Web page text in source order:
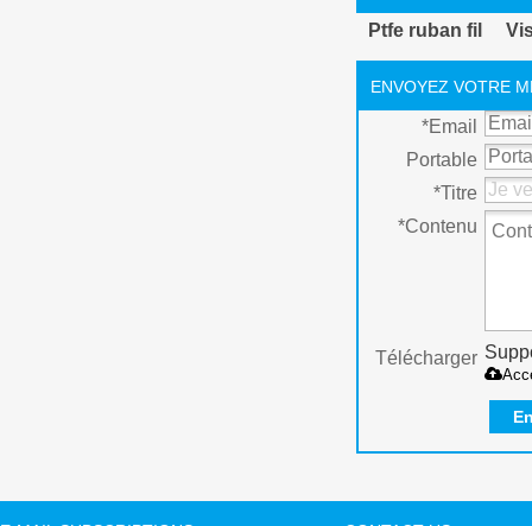
Ptfe ruban fil
ENVOYEZ VOTRE
*Email
Portable
*Titre
*Contenu
Télécharger